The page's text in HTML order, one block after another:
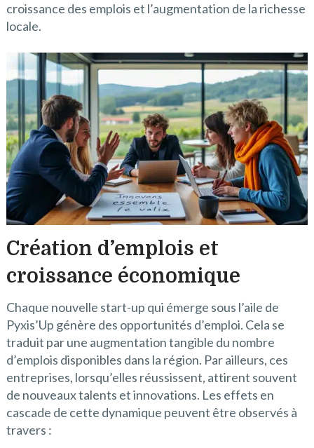
croissance des emplois et l’augmentation de la richesse
locale.
Création d’emplois et
croissance économique
Chaque nouvelle start-up qui émerge sous l’aile de
Pyxis’Up génère des opportunités d’emploi. Cela se
traduit par une augmentation tangible du nombre
d’emplois disponibles dans la région. Par ailleurs, ces
entreprises, lorsqu’elles réussissent, attirent souvent
de nouveaux talents et innovations. Les effets en
cascade de cette dynamique peuvent être observés à
travers :